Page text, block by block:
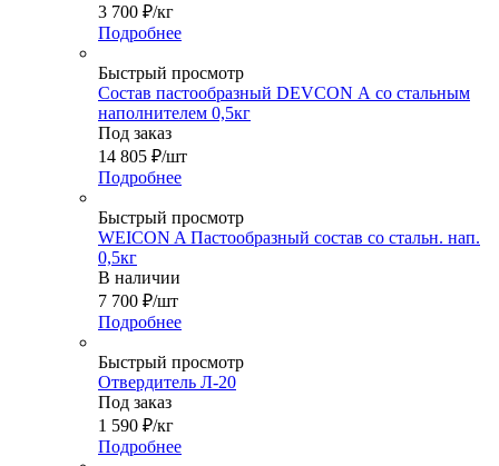
3 700 ₽/кг
Подробнее
Быстрый просмотр
Состав пастообразный DEVCON А со стальным
наполнителем 0,5кг
Под заказ
14 805 ₽/шт
Подробнее
Быстрый просмотр
WEICON A Пастообразный состав со стальн. нап.
0,5кг
В наличии
7 700 ₽/шт
Подробнее
Быстрый просмотр
Отвердитель Л-20
Под заказ
1 590 ₽/кг
Подробнее